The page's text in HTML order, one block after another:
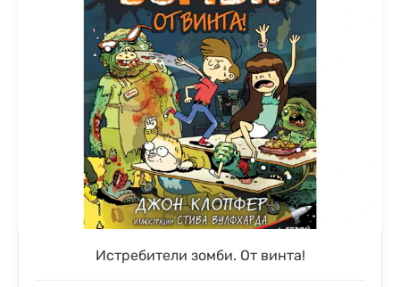
Истребители зомби. От винта!